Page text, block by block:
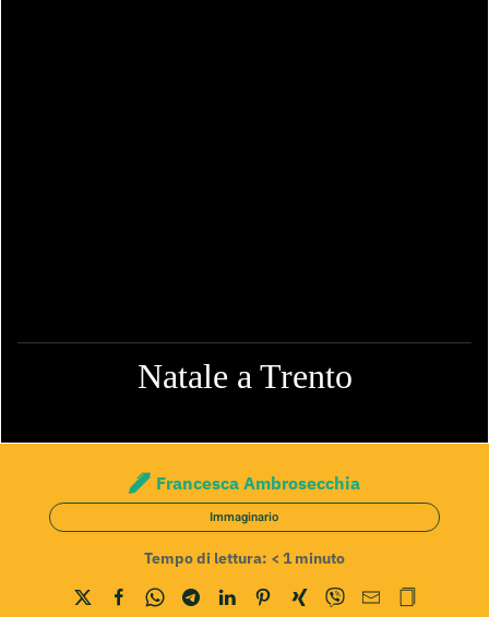
Natale a Trento
Francesca Ambrosecchia
Immaginario
Tempo di lettura: < 1 minuto